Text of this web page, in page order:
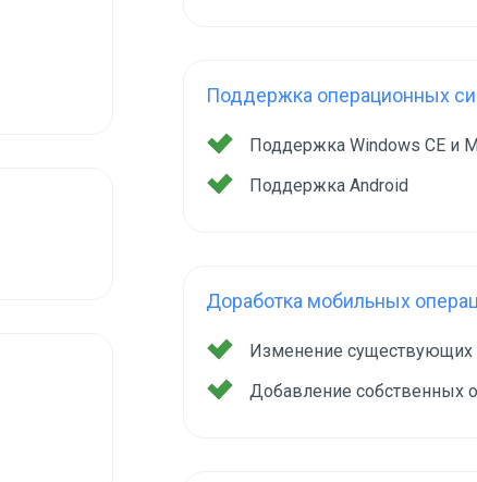
Поддержка операционных
Поддержка Windows CE и
Поддержка Android
Доработка мобильных
Изменение
Добавление собственных